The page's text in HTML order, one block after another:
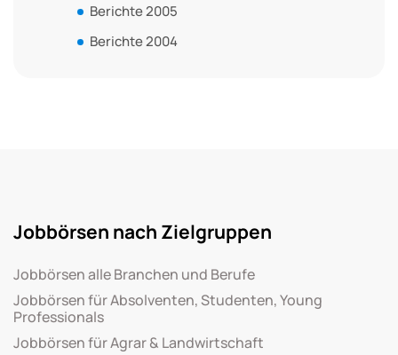
Berichte 2005
Berichte 2004
Jobbörsen nach Zielgruppen
Jobbörsen alle Branchen und Berufe
Jobbörsen für Absolventen, Studenten, Young
Professionals
Jobbörsen für Agrar & Landwirtschaft